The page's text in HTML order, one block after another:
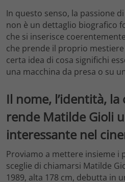
In questo senso, la passione
non è un dettaglio biografico
che si inserisce
che prende il proprio
certa idea di cosa significhi
una macchina da presa o su
Il nome, l’identità,
rende Matilde Gioli
interessante nel
Proviamo a mettere insieme i
sceglie di chiamarsi Matilde
1989, alta 178 cm, debutta in